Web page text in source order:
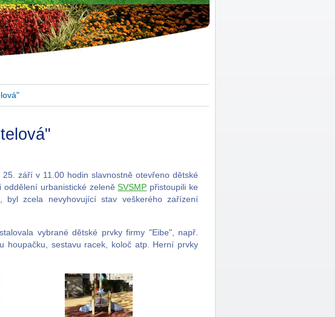
září v 11.00 hodin slavnostně otevřeno dětské
oddělení urbanistické zeleněSVSMP přistoupili ke
zcela nevyhovující stav veškerého zařízení
vybrané dětské prvky firmy "Eibe", např.
houpačku, sestavu racek, koloč atp. Herní prvky